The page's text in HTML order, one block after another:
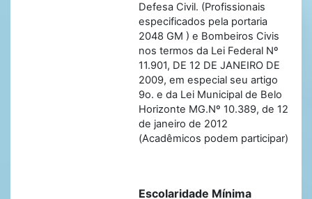
Defesa Civil. (Profissionais
especificados pela portaria
2048 GM ) e Bombeiros Civis
nos termos da Lei Federal Nº
11.901, DE 12 DE JANEIRO DE
2009, em especial seu artigo
9o. e da Lei Municipal de Belo
Horizonte MG.Nº 10.389, de 12
de janeiro de 2012
(Acadêmicos podem participar)
Escolaridade Mínima